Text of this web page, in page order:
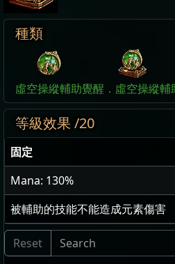
種類
虛空操縱輔助覺醒．虛空操縱輔
等級效果 /20
固定
Mana: 130%
被輔助的技能不能造成元素傷害